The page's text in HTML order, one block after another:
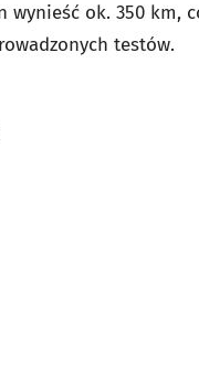
wynieść ok. 350 km,
testów.